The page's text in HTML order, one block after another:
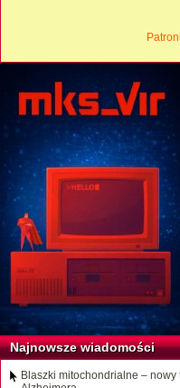
Najnowsze wiadomości
Blaszki mitochondrialne –